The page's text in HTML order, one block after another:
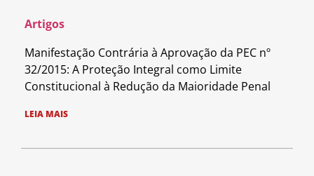
Artigos
Manifestação Contrária à Aprovação da PEC nº
32/2015: A Proteção Integral como Limite
Constitucional à Redução da Maioridade Penal
LEIA MAIS